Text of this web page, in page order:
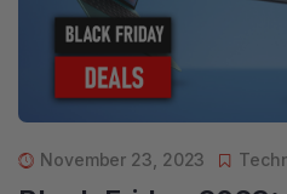
November 23, 2023